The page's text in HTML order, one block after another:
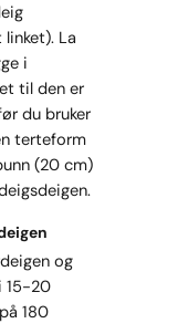
La
i
til den er
du bruker
terteform
(20 cm)
og
15-20
180